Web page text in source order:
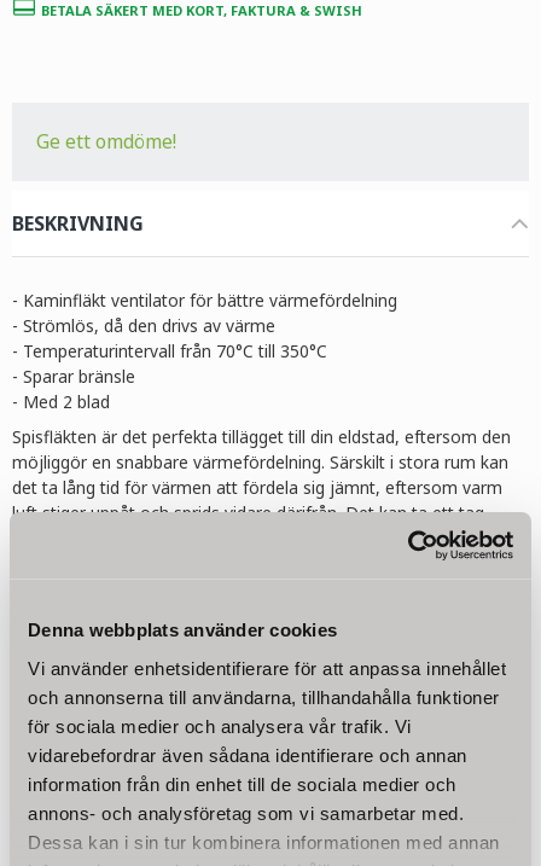
Denna webbplats använder cookies
Vi använder enhetsidentifierare för att anpassa innehållet
och annonserna till användarna, tillhandahålla funktioner
för sociala medier och analysera vår trafik. Vi
vidarebefordrar även sådana identifierare och annan
information från din enhet till de sociala medier och
annons- och analysföretag som vi samarbetar med.
Dessa kan i sin tur kombinera informationen med annan
BETALA SÄKERT MED KORT, FAKTURA & SWISH
Ge ett omdöme!
BESKRIVNING
- Kaminfläkt ventilator för bättre värmefördelning
- Strömlös, då den drivs av värme
- Temperaturintervall från 70°C till 350°C
- Sparar bränsle
- Med 2 blad
Spisfläkten är det perfekta tillägget till din eldstad, eftersom den
möjliggör en snabbare värmefördelning. Särskilt i stora rum kan
det ta lång tid för värmen att fördela sig jämnt, eftersom varm
luft stiger uppåt och sprids vidare därifrån. Det kan ta ett tag
innan ett rymligt vardagsrum är lagom uppvärmt. Med spisfläkten
påverkar du värmefördelningen, eftersom fläkten sprider värmen
producerar den själv. Detta beror på att det är en termoelektrisk
fläkt som placeras på kaminen och som genererar elektricitet
genom temperaturskillnaden mellan fläktens överdel och
underdel. Den börjar alltså röra sig så snart som fläktens
undersida har nått en temperatur på 70°C. Den kan användas upp
till en maximal yttertemperatur på 350°C. Till skillnad från
konventionella fläktar är den här produkten utformad för
användning vid så pass höga temperaturer. En vanlig fläkt skulle
Läs mer
Relaterade produkter